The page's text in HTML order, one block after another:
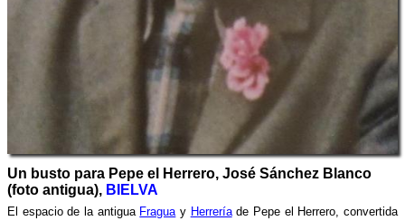
Un busto para Pepe el Herrero, José Sánchez Blanco
(foto antigua), BIELVA
El espacio de la antigua Fragua y Herreríade Pepe el Herrero, convertida